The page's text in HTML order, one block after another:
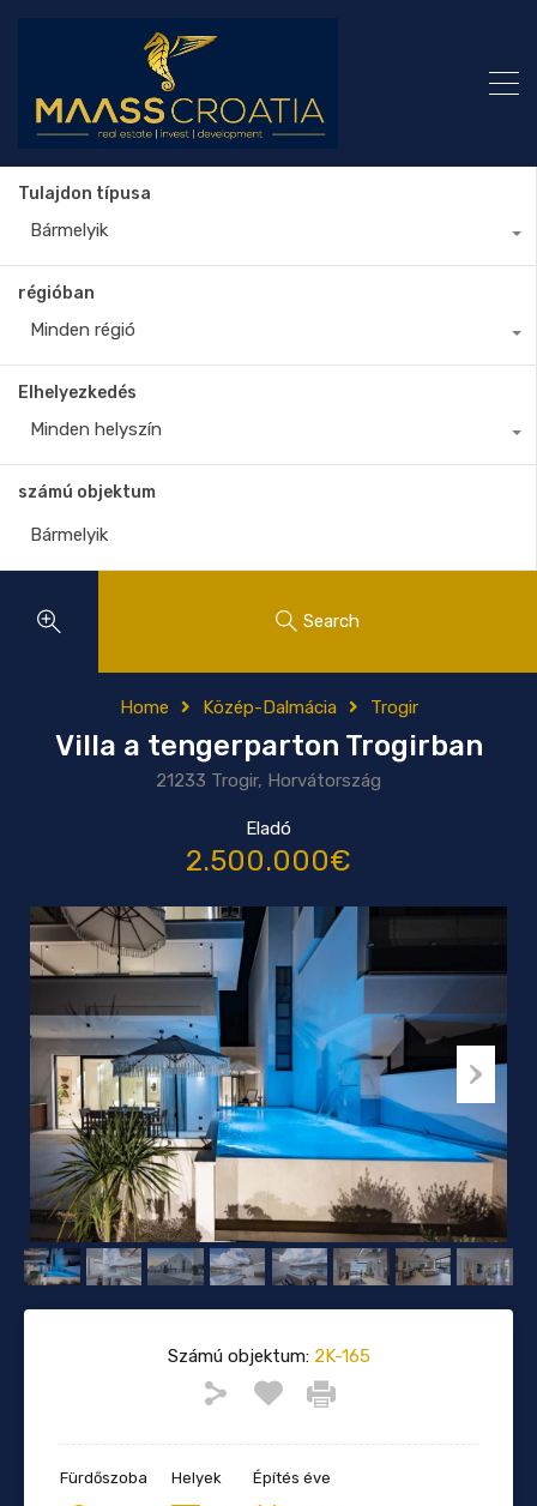
Tulajdon típusa
Bármelyik
régióban
Minden régió
Elhelyezkedés
Minden helyszín
számú objektum
Search
Home Közép-Dalmácia Trogir
Villa a tengerparton Trogirban
21233 Trogir, Horvátország
Eladó
2.500.000€
Számú objektum:2K-165
Fürdőszoba Helyek Építés éve